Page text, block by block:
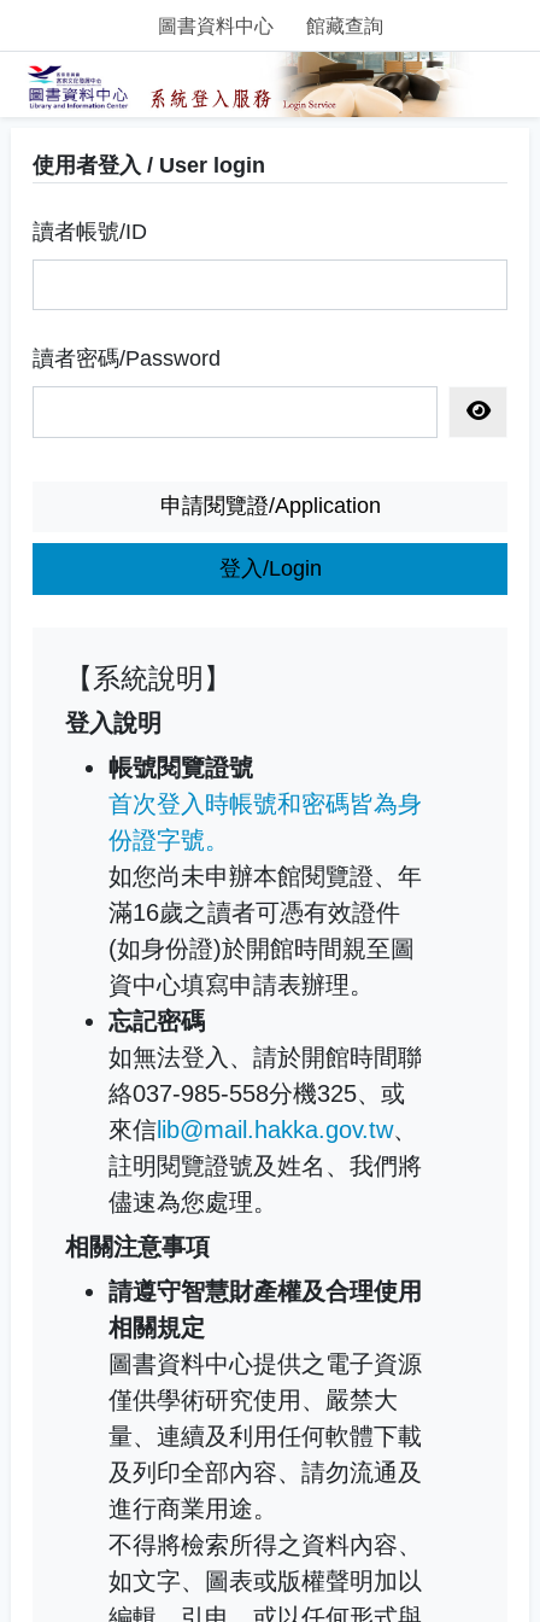
圖書資料中心 館藏查詢
使用者登入 / User login
讀者帳號/ID
讀者密碼/Password
顯示密
申請閱覽證/Application
登入/Login
【系統說明】
登入說明
帳號閱覽證號
首次登入時帳號和密碼皆為身
份證字號。
如您尚未申辦本館閱覽證、年
滿16歲之讀者可憑有效證件
(如身份證)於開館時間親至圖
資中心填寫申請表辦理。
忘記密碼
如無法登入、請於開館時間聯
絡037-985-558分機325、或
來信lib@mail.hakka.gov.tw、
註明閱覽證號及姓名、我們將
儘速為您處理。
相關注意事項
請遵守智慧財產權及合理使用
相關規定
圖書資料中心提供之電子資源
僅供學術研究使用、嚴禁大
量、連續及利用任何軟體下載
及列印全部內容、請勿流通及
進行商業用途。
不得將檢索所得之資料內容、
如文字、圖表或版權聲明加以
編輯、引申、或以任何形式與